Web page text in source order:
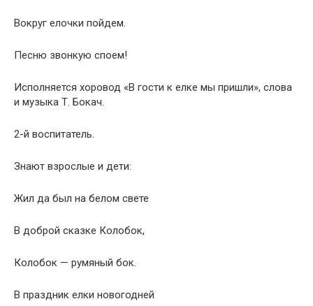
Вокруг елочки пойдем.
Песню звонкую споем!
Исполняется хоровод «В гости к елке мы пришли», слова
и музыка Т. Бокач.
2-й воспитатель.
Знают взрослые и дети:
Жил да был на белом свете
В доброй сказке Колобок,
Колобок — румяный бок.
В праздник елки новогодней